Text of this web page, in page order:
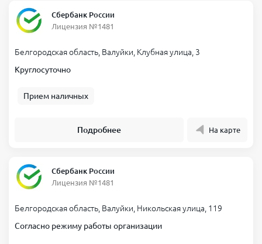
Сбербанк России
Лицензия №1481
Белгородская область, Валуйки, Клубная улица, 3
Круглосуточно
Прием наличных
Подробнее На карте
Сбербанк России
Лицензия №1481
Белгородская область, Валуйки, Никольская улица, 119
Согласно режиму работы организации